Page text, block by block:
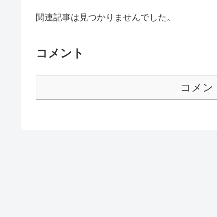
関連記事は見つかりませんでした。
コメント
コメン